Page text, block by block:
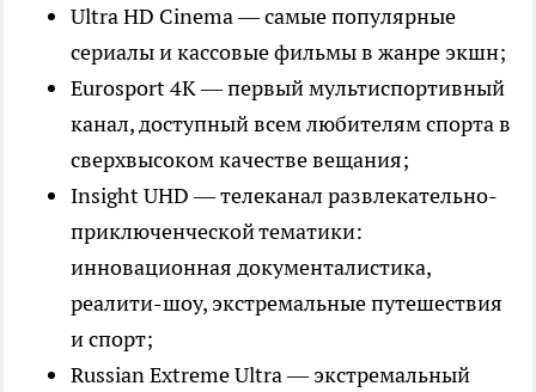
Ultra HD Cinema — самые популярные
сериалы и кассовые фильмы в жанре экшн;
Eurosport 4K — первый мультиспортивный
канал, доступный всем любителям спорта в
сверхвысоком качестве вещания;
Insight UHD — телеканал развлекательно-
приключенческой тематики:
инновационная документалистика,
реалити-шоу, экстремальные путешествия
и спорт;
Russian Extreme Ultra — экстремальный